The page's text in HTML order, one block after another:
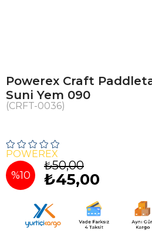
Powerex Craft
Suni Yem 090
(CRFT-0036)
POWEREX
%10
İndirim
₺50,00
₺45,00